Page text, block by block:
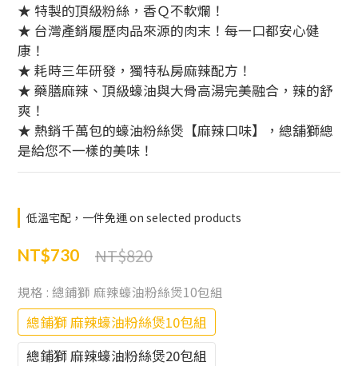
★ 特製的頂級粉絲，香Ｑ不軟爛！
★ 台灣產銷履歷肉品來源的肉末！每一口都安心健
康！
★ 耗時三年研發，獨特私房麻辣配方！
★ 藥膳麻辣、頂級蠔油與大骨高湯完美融合，辣的舒
爽！
★ 熱銷千萬包的蠔油粉絲煲【麻辣口味】，總舖獅總
是給您不一樣的美味！
低溫宅配，一件免運 on selected products
NT$820
NT$730
規格 : 總鋪獅 麻辣蠔油粉絲煲10包組
總鋪獅 麻辣蠔油粉絲煲10包組
總鋪獅 麻辣蠔油粉絲煲20包組